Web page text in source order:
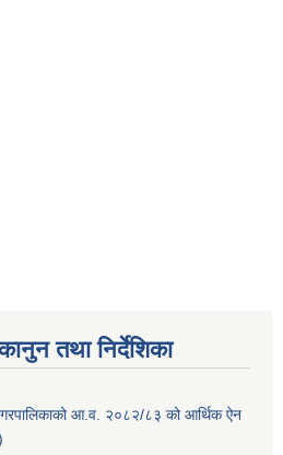
तथा निर्देशिका
आ.व. २०८२/८३ को आर्थिक ऐन